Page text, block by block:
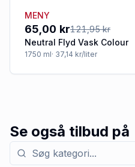
-47%
MENY
65,00 kr121,95 kr
Neutral Flyd Vask Colour
1750 ml· 37,14 kr/liter
Se også tilbud på
Søg efter kategori med tilbud